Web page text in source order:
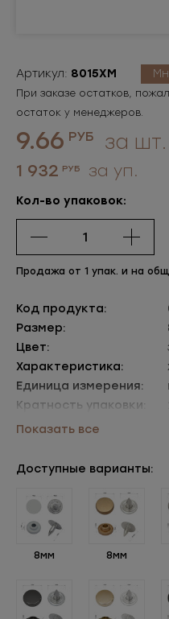
Артикул: 8015ХМ
При заказе остатков,
остаток у менеджеров.
9.66 РУБ за шт.
1 932 РУБ за уп.
Кол-во упаковок:
Продажа от 1 упак. и на
Код продукта:
Размер:
Цвет:
Характеристика:
Единица измерения:
Кратность упаковки:
Упаковки:
Показать все
Доступные варианты:
8мм 8мм